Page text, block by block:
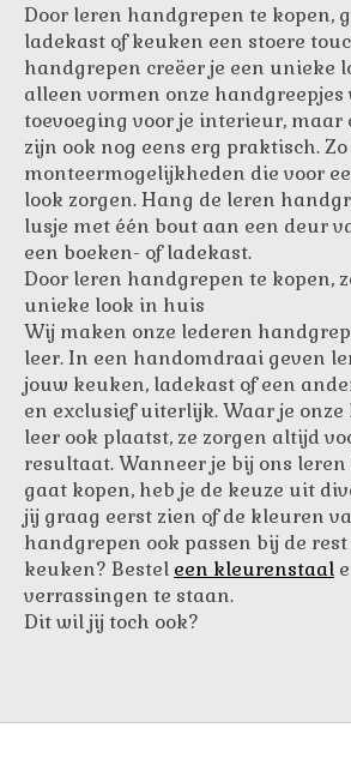
Door leren handgrepen te kopen,
ladekast of keuken een stoere
handgrepen creëer je een unieke
alleen vormen onze handgreepjes
toevoeging voor je interieur, maar
zijn ook nog eens erg praktisch.
monteermogelijkheden die voor
look zorgen. Hang de leren
lusje met één bout aan een deur
een boeken- of ladekast.
Door leren handgrepen te kopen,
unieke look in huis
Wij maken onze lederen
leer. In een handomdraai geven
jouw keuken, ladekast of een
en exclusief uiterlijk. Waar je
leer ook plaatst, ze zorgen altijd
resultaat. Wanneer je bij ons
gaat kopen, heb je de keuze uit
jij graag eerst zien of de kleuren
handgrepen ook passen bij de
keuken? Bestel een kleurenstaal
verrassingen te staan.
Dit wil jij toch ook?